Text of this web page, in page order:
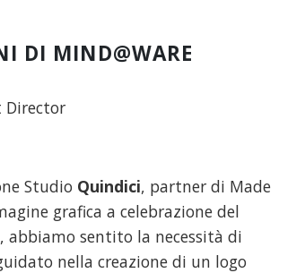
DI MIND@WARE
Director
Studio Quindici, partner di Made
grafica a celebrazione del
abbiamo sentito la necessità di
nella creazione di un logo